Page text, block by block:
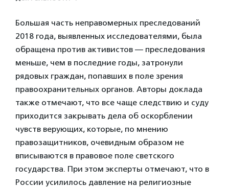
Большая часть неправомерных преследований
2018 года, выявленных исследователями, была
обращена против активистов — преследования
меньше, чем в последние годы, затронули
рядовых граждан, попавших в поле зрения
правоохранительных органов. Авторы доклада
также отмечают, что все чаще следствию и суду
приходится закрывать дела об оскорблении
чувств верующих, которые, по мнению
правозащитников, очевидным образом не
вписываются в правовое поле светского
государства. При этом эксперты отмечают, что в
России усилилось давление на религиозные